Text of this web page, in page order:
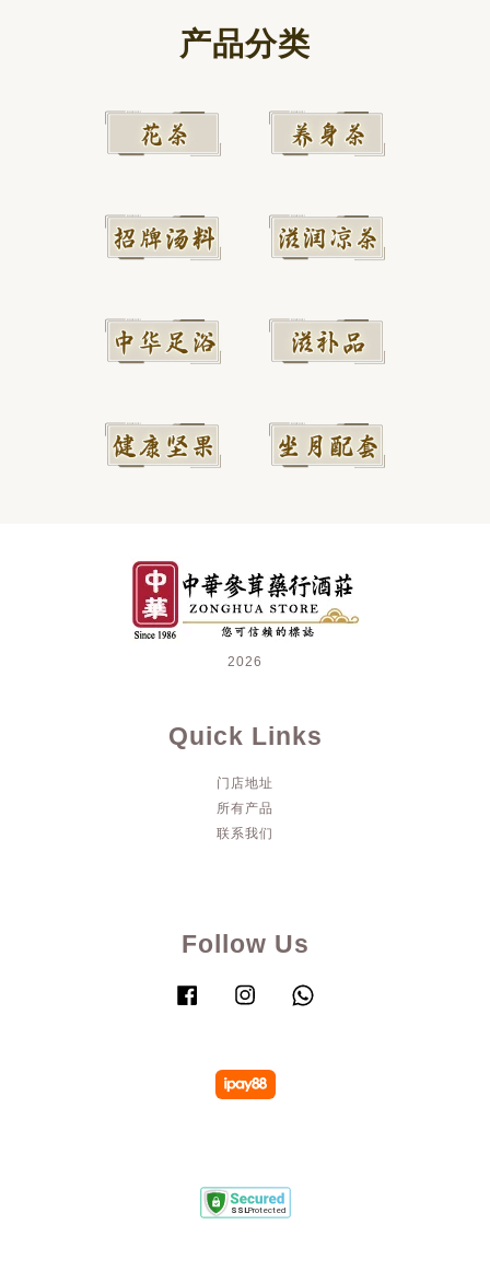
产品分类
2026
Quick Links
门店地址
所有产品
联系我们
Follow Us
Facebook Instagram